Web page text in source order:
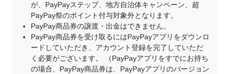
が、PayPayステップ、地方自治体キャンペーン、超
PayPay祭のポイント付与対象外となります。
PayPay商品券の譲渡・出金はできません。
PayPay商品券を受け取るにはPayPayアプリをダウンロ
ードしていただき、アカウント登録を完了していただ
く必要がございます。 （PayPayアプリをすでにお持ち
の場合、PayPay商品券は、PayPayアプリのバージョン